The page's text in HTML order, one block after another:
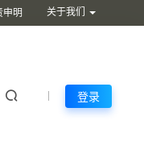
申明 关于我们
登录